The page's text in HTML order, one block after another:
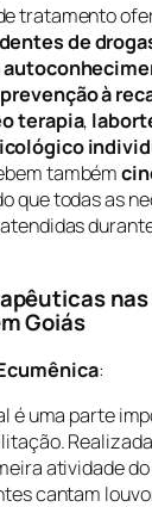
tratamento
de
prevenção à
terapia,
também
que todas as
Goiás
:
é uma parte
atividade
cantam